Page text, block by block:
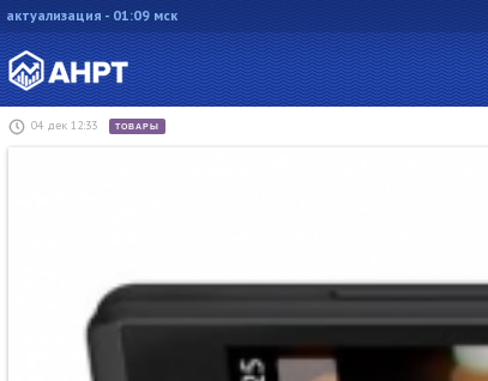
актуализация - 01:09 мск
04 дек 12:33 ТОВАРЫ